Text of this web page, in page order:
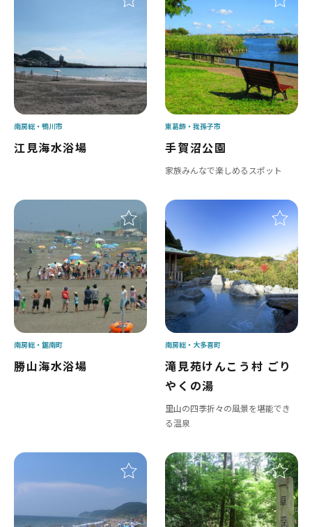
江見海水浴場
南房総 鴨川市
手賀沼公園
家族みんなで楽しめるスポット
東葛飾 我孫子市
勝山海水浴場
南房総 鋸南町
滝見苑けんこう村 ごり
やくの湯
里山の四季折々の風景を堪能でき
る温泉
南房総 大多喜町